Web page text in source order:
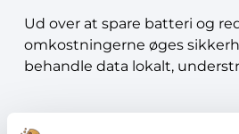
Ud over at spare batteri og
omkostningerne øges
behandle data lokalt,
”Tidligere manglede